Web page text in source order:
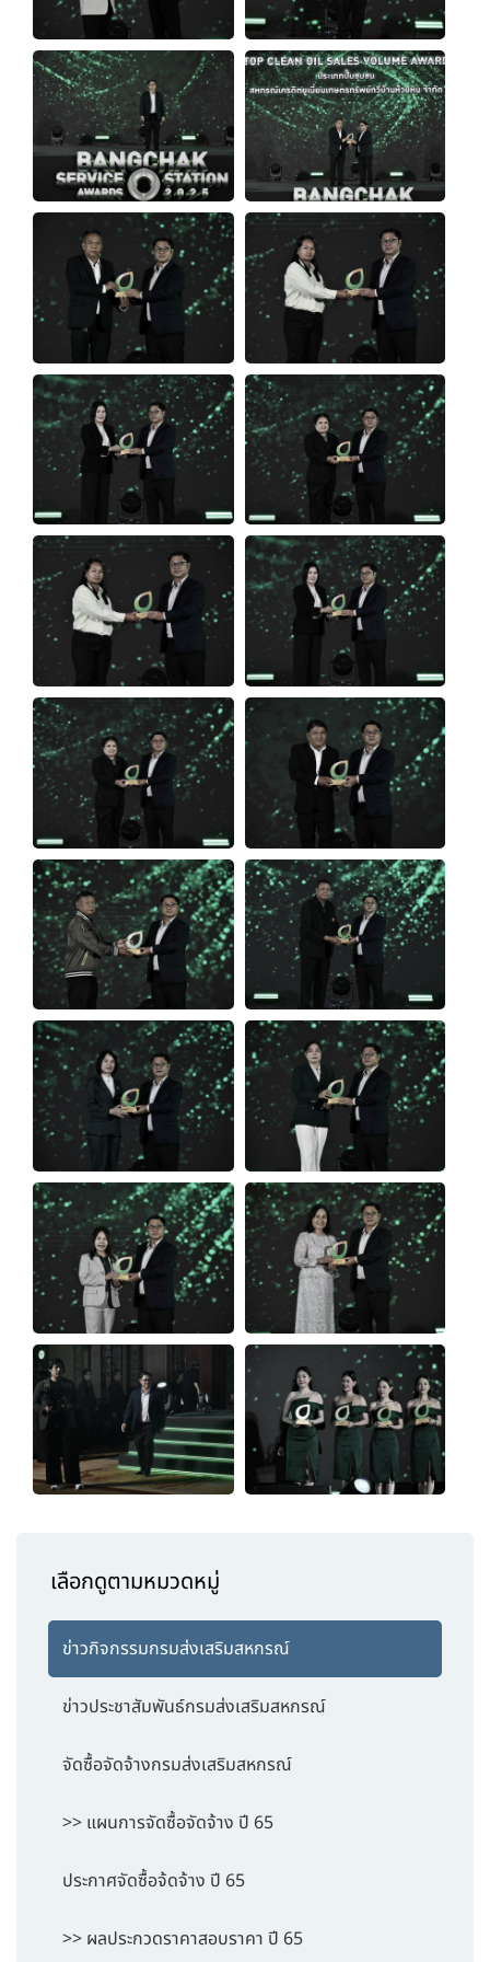
เลือกดูตามหมวดหมู่
ข่าวกิจกรรมกรมส่งเสริมสหกรณ์
ข่าวประชาสัมพันธ์กรมส่งเสริมสหกรณ์
จัดซื้อจัดจ้างกรมส่งเสริมสหกรณ์
>> แผนการจัดซื้อจัดจ้าง ปี 65
ประกาศจัดซื้อจ้ดจ้าง ปี 65
>> ผลประกวดราคาสอบราคา ปี 65